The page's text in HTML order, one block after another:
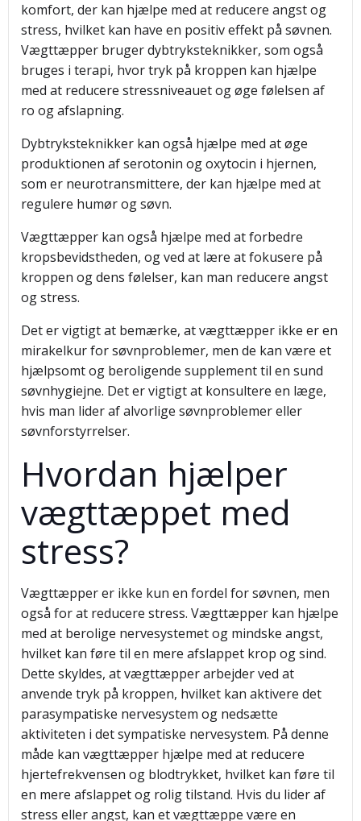
komfort, der kan hjælpe med at reducere angst og
stress, hvilket kan have en positiv effekt på søvnen.
Vægttæpper bruger dybtryksteknikker, som også
bruges i terapi, hvor tryk på kroppen kan hjælpe
med at reducere stressniveauet og øge følelsen af
ro og afslapning.
Dybtryksteknikker kan også hjælpe med at øge
produktionen af serotonin og oxytocin i hjernen,
som er neurotransmittere, der kan hjælpe med at
regulere humør og søvn.
Vægttæpper kan også hjælpe med at forbedre
kropsbevidstheden, og ved at lære at fokusere på
kroppen og dens følelser, kan man reducere angst
og stress.
Det er vigtigt at bemærke, at vægttæpper ikke er en
mirakelkur for søvnproblemer, men de kan være et
hjælpsomt og beroligende supplement til en sund
søvnhygiejne. Det er vigtigt at konsultere en læge,
hvis man lider af alvorlige søvnproblemer eller
søvnforstyrrelser.
Hvordan hjælper
vægttæppet med
stress?
Vægttæpper er ikke kun en fordel for søvnen, men
også for at reducere stress. Vægttæpper kan hjælpe
med at berolige nervesystemet og mindske angst,
hvilket kan føre til en mere afslappet krop og sind.
Dette skyldes, at vægttæpper arbejder ved at
anvende tryk på kroppen, hvilket kan aktivere det
parasympatiske nervesystem og nedsætte
aktiviteten i det sympatiske nervesystem. På denne
måde kan vægttæpper hjælpe med at reducere
hjertefrekvensen og blodtrykket, hvilket kan føre til
en mere afslappet og rolig tilstand. Hvis du lider af
stress eller angst, kan et vægttæppe være en